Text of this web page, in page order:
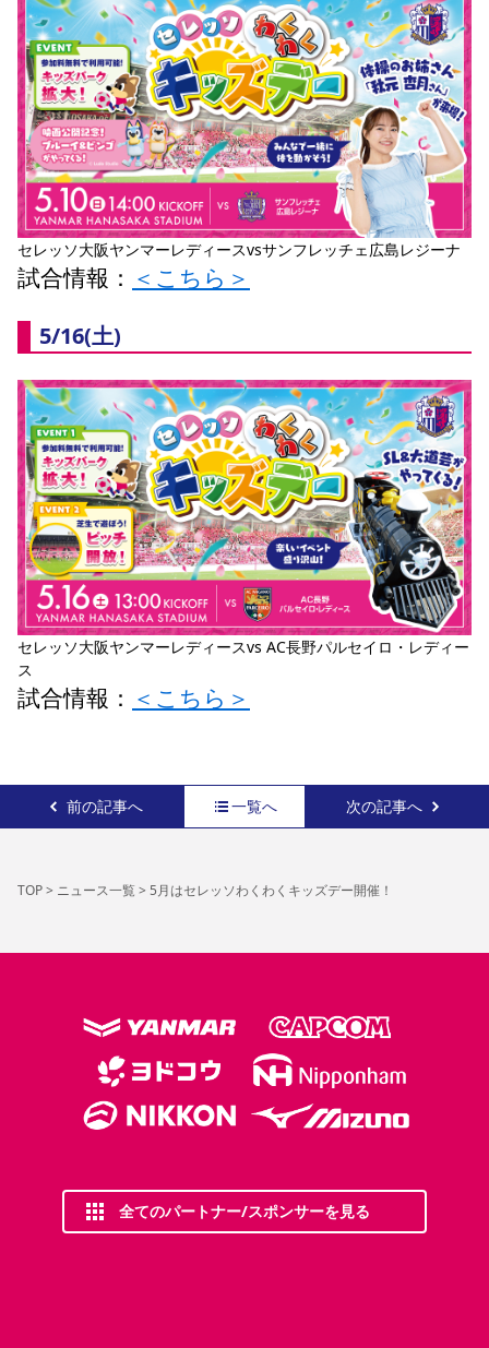
セレッソ大阪ヤンマーレディースvsサンフレッチェ広島レジーナ
試合情報： ＜こちら＞
5/16(土)
セレッソ大阪ヤンマーレディースvs AC長野パルセイロ・レディー
ス
試合情報： ＜こちら＞
前の記事へ 一覧へ 次の記事へ
TOP> ニュース一覧> 5月はセレッソわくわくキッズデー開催！
全てのパートナー/スポンサーを見る